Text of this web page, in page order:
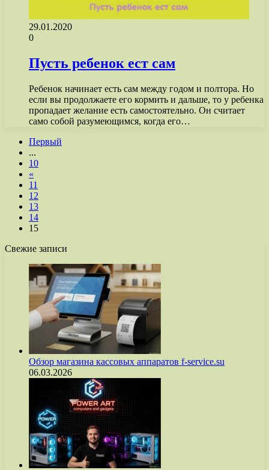
29.01.2020
0
Пусть ребенок ест сам
Ребенок начинает есть сам между годом и полтора. Но
если вы продолжаете его кормить и дальше, то у ребенка
пропадает желание есть самостоятельно. Он считает
само собой разумеющимся, когда его…
Первый
...
10
«
11
12
13
14
15
Свежие записи
Обзор магазина кассовых аппаратов f-service.su
06.03.2026